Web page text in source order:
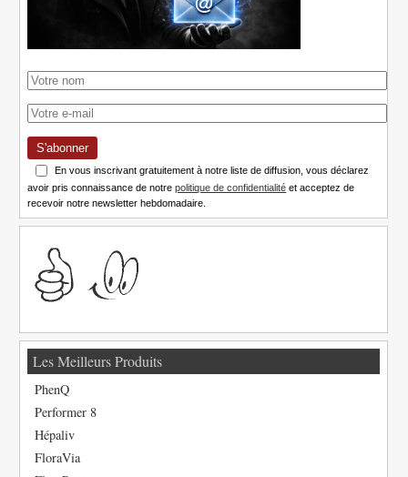
S'abonner
En vous inscrivant gratuitement à notre liste de diffusion, vous déclarez
avoir pris connaissance de notrepolitique de confidentialité et acceptez de
recevoir notre newsletter hebdomadaire.
Les Meilleurs Produits
PhenQ
Performer 8
Hépaliv
FloraVia